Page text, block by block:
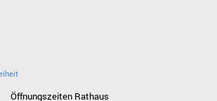
Öffnungszeiten Rathaus